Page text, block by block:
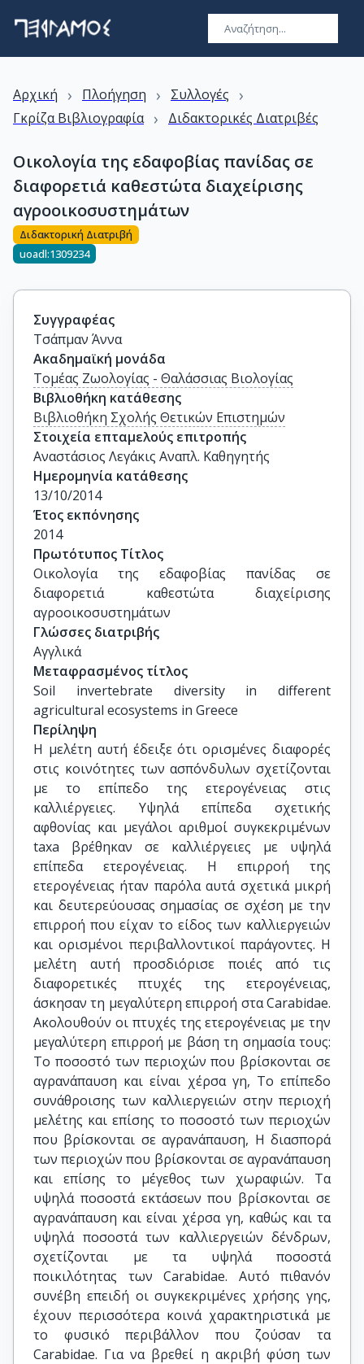
Αρχική › Πλοήγηση › Συλλογές ›
Γκρίζα Βιβλιογραφία › Διδακτορικές Διατριβές
Οικολογία της εδαφοβίας πανίδας σε
διαφορετιά καθεστώτα διαχείρισης
αγροοικοσυστημάτων
Διδακτορική Διατριβή
uoadl:1309234
Συγγραφέας
Τσάπμαν Άννα
Ακαδημαϊκή μονάδα
Τομέας Ζωολογίας - Θαλάσσιας Βιολογίας
Βιβλιοθήκη κατάθεσης
Βιβλιοθήκη Σχολής Θετικών Επιστημών
Στοιχεία επταμελούς επιτροπής
Αναστάσιος Λεγάκις Αναπλ. Καθηγητής
Ημερομηνία κατάθεσης
13/10/2014
Έτος εκπόνησης
2014
Πρωτότυπος Τίτλος
Οικολογία της εδαφοβίας πανίδας σε
διαφορετιά καθεστώτα διαχείρισης
αγροοικοσυστημάτων
Γλώσσες διατριβής
Αγγλικά
Μεταφρασμένος τίτλος
Soil invertebrate diversity in different
agricultural ecosystems in Greece
Περίληψη
Η μελέτη αυτή έδειξε ότι ορισμένες διαφορές
στις κοινότητες των ασπόνδυλων σχετίζονται
με το επίπεδο της ετερογένειας στις
καλλιέργειες. Υψηλά επίπεδα σχετικής
αφθονίας και μεγάλοι αριθμοί συγκεκριμένων
taxa βρέθηκαν σε καλλιέργειες με υψηλά
επίπεδα ετερογένειας. Η επιρροή της
ετερογένειας ήταν παρόλα αυτά σχετικά μικρή
και δευτερεύουσας σημασίας σε σχέση με την
επιρροή που είχαν το είδος των καλλιεργειών
και ορισμένοι περιβαλλοντικοί παράγοντες. Η
μελέτη αυτή προσδιόρισε ποιές από τις
διαφορετικές πτυχές της ετερογένειας,
άσκησαν τη μεγαλύτερη επιρροή στα Carabidae.
Ακολουθούν οι πτυχές της ετερογένειας με την
μεγαλύτερη επιρροή με βάση τη σημασία τους:
Το ποσοστό των περιοχών που βρίσκονται σε
αγρανάπαυση και είναι χέρσα γη, Το επίπεδο
συνάθροισης των καλλιεργειών στην περιοχή
μελέτης και επίσης το ποσοστό των περιοχών
που βρίσκονται σε αγρανάπαυση, Η διασπορά
των περιοχών που βρίσκονται σε αγρανάπαυση
και επίσης το μέγεθος των χωραφιών. Τα
υψηλά ποσοστά εκτάσεων που βρίσκονται σε
αγρανάπαυση και είναι χέρσα γη, καθώς και τα
υψηλά ποσοστά των καλλιεργειών δένδρων,
σχετίζονται με τα υψηλά ποσοστά
ποικιλότητας των Carabidae. Αυτό πιθανόν
συνέβη επειδή οι συγκεκριμένες χρήσης γης,
έχουν περισσότερα κοινά χαρακτηριστικά με
το φυσικό περιβάλλον που ζούσαν τα
Carabidae. Για να βρεθεί η ακριβή φύση των